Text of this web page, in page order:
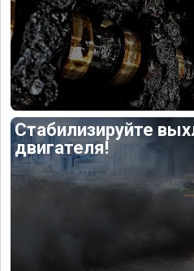
Стабилизируйте
двигателя!